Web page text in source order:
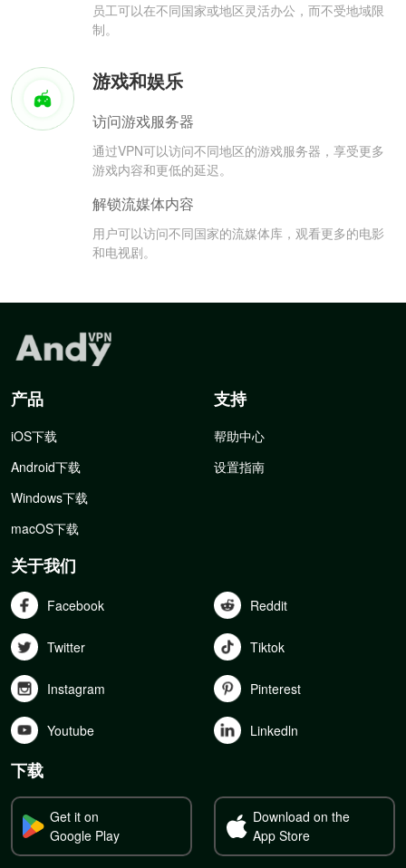
员工可以在不同国家或地区灵活办公，而不受地域限
制。
游戏和娱乐
访问游戏服务器
通过VPN可以访问不同地区的游戏服务器，享受更多
游戏内容和更低的延迟。
解锁流媒体内容
用户可以访问不同国家的流媒体库，观看更多的电影
和电视剧。
产品
iOS下载
Android下载
Windows下载
macOS下载
支持
帮助中心
设置指南
关于我们
Facebook Reddit
Twitter Tiktok
Instagram Pinterest
Youtube Linkedln
下载
Get it on
Google Play
Download on the
App Store